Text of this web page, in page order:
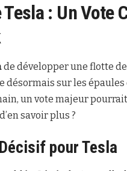
Tesla : Un Vote
de développer une flotte
désormais sur les épaules
un vote majeur
savoir plus ?
pour Tesla